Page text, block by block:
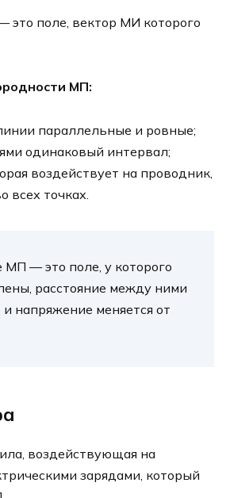
поле, вектор МИ которого
МП:
параллельные и ровные;
одинаковый интервал;
воздействует на проводник,
всех точках.
— это поле, у которого
расстояние между ними
напряжение меняется от
воздействующая на
зарядами, который